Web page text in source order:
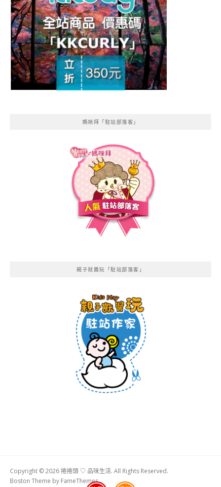
媽咪拜「駐站部落客」
親子就醬玩「駐站部落客」
Copyright © 2026 捲捲頭 ♡ 品味生活. All Rights Reserved.
Boston Theme by FameThemes